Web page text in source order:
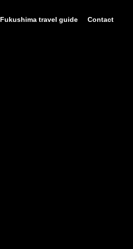
Fukushima travel guide Contact